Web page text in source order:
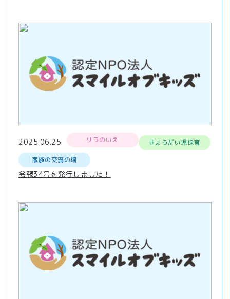
2025.06.25 リラのいえ
きょうだい児保育
家族の交流の場
会報34号を発行しました！